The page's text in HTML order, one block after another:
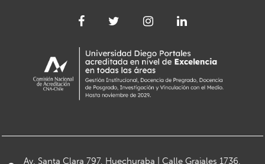
Av. Santa Clara 797, Huechuraba | Calle Grajales 1736,